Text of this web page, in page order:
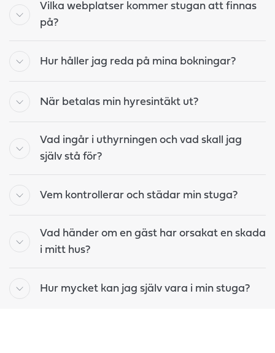
Vilka webplatser kommer stugan att finnas
på?
Hur håller jag reda på mina bokningar?
När betalas min hyresintäkt ut?
Vad ingår i uthyrningen och vad skall jag
själv stå för?
Vem kontrollerar och städar min stuga?
Vad händer om en gäst har orsakat en skada
i mitt hus?
Hur mycket kan jag själv vara i min stuga?